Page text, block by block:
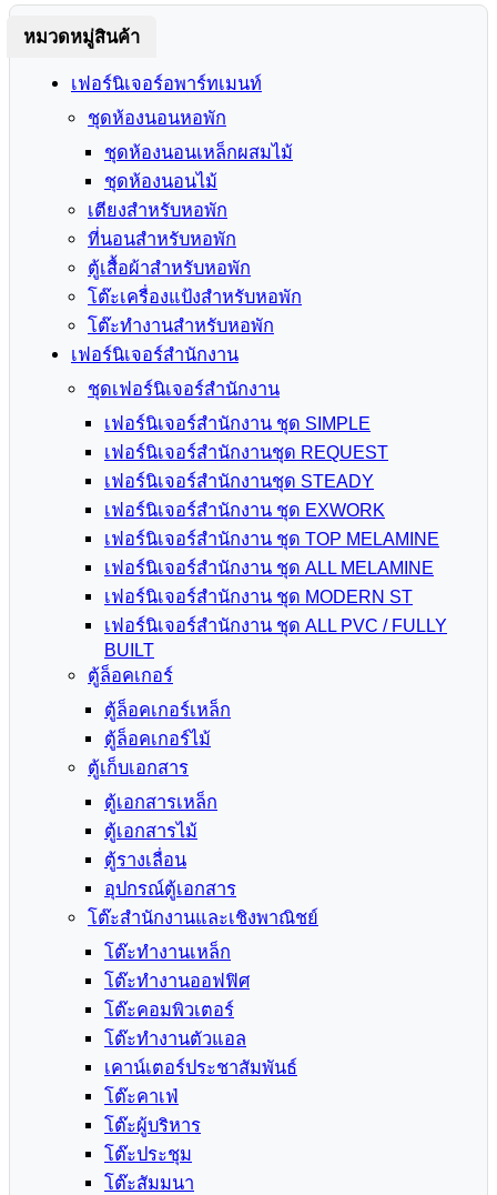
หมวดหมู่สินค้า
เฟอร์นิเจอร์อพาร์ทเมนท์
ชุดห้องนอนหอพัก
ชุดห้องนอนเหล็กผสมไม้
ชุดห้องนอนไม้
เตียงสำหรับหอพัก
ที่นอนสำหรับหอพัก
ตู้เสื้อผ้าสำหรับหอพัก
โต๊ะเครื่องแป้งสำหรับหอพัก
โต๊ะทำงานสำหรับหอพัก
เฟอร์นิเจอร์สำนักงาน
ชุดเฟอร์นิเจอร์สำนักงาน
เฟอร์นิเจอร์สำนักงาน ชุด SIMPLE
เฟอร์นิเจอร์สำนักงานชุด REQUEST
เฟอร์นิเจอร์สำนักงานชุด STEADY
เฟอร์นิเจอร์สำนักงาน ชุด EXWORK
เฟอร์นิเจอร์สำนักงาน ชุด TOP MELAMINE
เฟอร์นิเจอร์สำนักงาน ชุด ALL MELAMINE
เฟอร์นิเจอร์สำนักงาน ชุด MODERN ST
เฟอร์นิเจอร์สำนักงาน ชุด ALL PVC / FULLY
BUILT
ตู้ล็อคเกอร์
ตู้ล็อคเกอร์เหล็ก
ตู้ล็อคเกอร์ไม้
ตู้เก็บเอกสาร
ตู้เอกสารเหล็ก
ตู้เอกสารไม้
ตู้รางเลื่อน
อุปกรณ์ตู้เอกสาร
โต๊ะสำนักงานและเชิงพาณิชย์
โต๊ะทำงานเหล็ก
โต๊ะทำงานออฟฟิศ
โต๊ะคอมพิวเตอร์
โต๊ะทำงานตัวแอล
เคาน์เตอร์ประชาสัมพันธ์
โต๊ะคาเฟ่
โต๊ะผู้บริหาร
โต๊ะประชุม
โต๊ะสัมมนา